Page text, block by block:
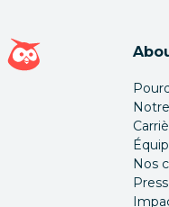
Page d'accueil
Nos